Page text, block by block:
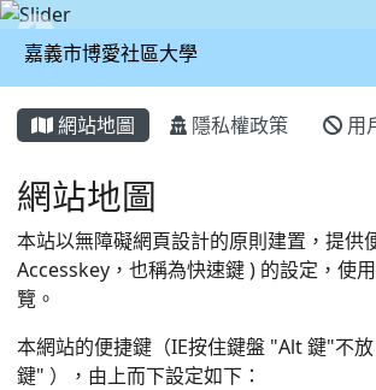
嘉義市博愛社區大學
網站地圖 隱私權政策 用
網站地圖
本站以無障礙網頁設計的原則建置，提供
Accesskey，也稱為快速鍵 ) 的設定，使
覽。
本網站的便捷鍵（IE按住鍵盤 "Alt 鍵"不
鍵" ），由上而下設定如下：